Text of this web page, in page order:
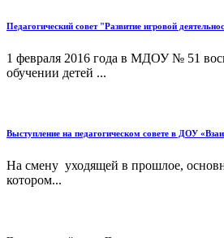
Педагогический совет "Развитие игровой
1 февраля 2016 года в МДОУ № 51
обучении детей ...
Выступление на педагогическом совете в ДОУ
На смену уходящей в прошлое,
котором...